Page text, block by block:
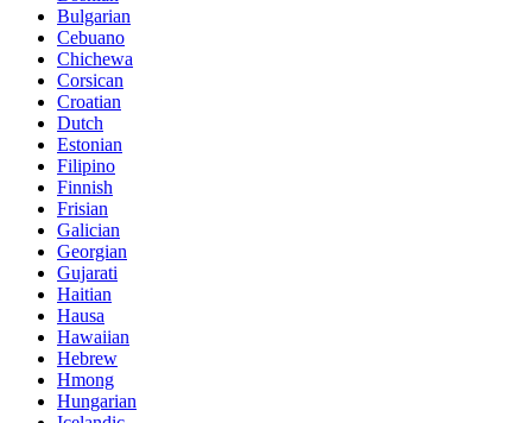
Bulgarian
Cebuano
Chichewa
Corsican
Croatian
Dutch
Estonian
Filipino
Finnish
Frisian
Galician
Georgian
Gujarati
Haitian
Hausa
Hawaiian
Hebrew
Hmong
Hungarian